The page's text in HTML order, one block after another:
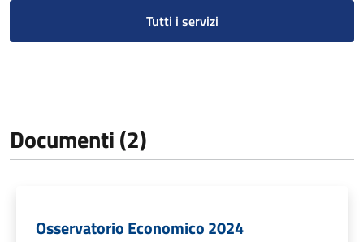
Tutti i servizi
Documenti (2)
Osservatorio Economico 2024